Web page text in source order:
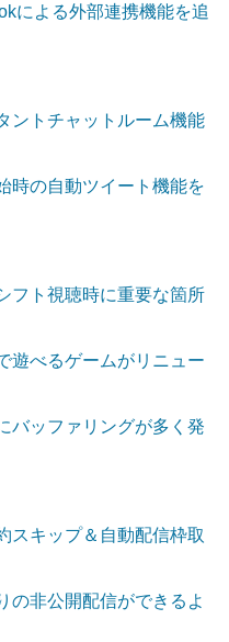
による外部連携機能を追
ントチャットルーム機能
時の自動ツイート機能を
フト視聴時に重要な箇所
遊べるゲームがリニュー
バッファリングが多く発
スキップ＆自動配信枠取
の非公開配信ができるよ